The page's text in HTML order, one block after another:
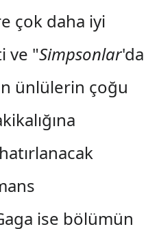
çok daha iyi
ve "Simpsonlar'da
ünlülerin çoğu
ise bölümün